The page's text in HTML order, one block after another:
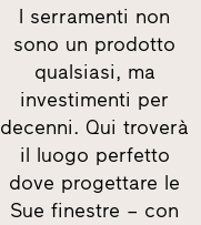
I serramenti non
sono un prodotto
qualsiasi, ma
investimenti per
decenni. Qui troverà
il luogo perfetto
dove progettare le
Sue finestre – con